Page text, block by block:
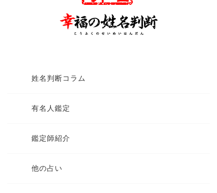
姓名判断コラム
有名人鑑定
鑑定師紹介
他の占い